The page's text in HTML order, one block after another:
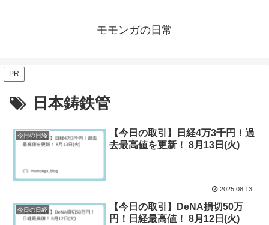
モモンガの日常
PR
日本鋳鉄管
今日の日経
【今日の取引】日経4万3千円！過
去最高値を更新！ 8月13日(火)
2025.08.13
今日の日経
【今日の取引】DeNA損切50万
円！日経最高値！ 8月12日(火)